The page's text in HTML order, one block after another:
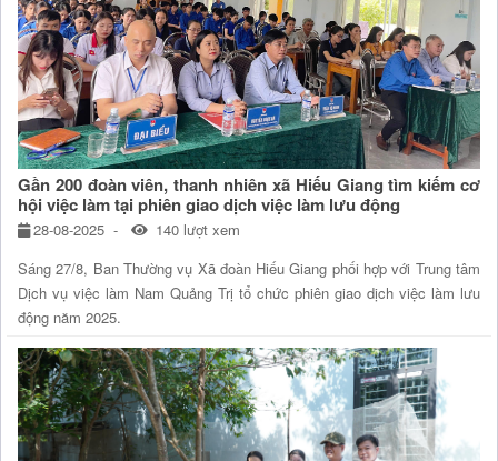
Gần 200 đoàn viên, thanh nhiên xã Hiếu Giang tìm kiếm cơ
hội việc làm tại phiên giao dịch việc làm lưu động
28-08-2025
140 lượt xem
Sáng 27/8, Ban Thường vụ Xã đoàn Hiếu Giang phối hợp với Trung tâm
Dịch vụ việc làm Nam Quảng Trị tổ chức phiên giao dịch việc làm lưu
động năm 2025.